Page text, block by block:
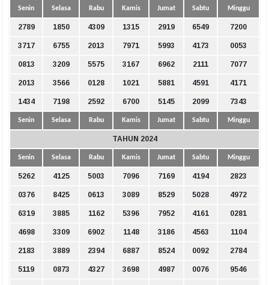
Senin Selasa Rabu Kamis Jumat Sabtu Minggu
2789 1850 4309 1315 2919 6549 7200
3717 6755 2013 7971 5993 4173 0053
0813 3209 5575 3167 6962 2111 7077
2013 3566 0128 1021 5881 4591 4171
1434 7198 2592 6700 5145 2099 7343
Senin Selasa Rabu Kamis Jumat Sabtu Minggu
TAHUN 2024
Senin Selasa Rabu Kamis Jumat Sabtu Minggu
5262 4125 5003 7096 7169 4194 2823
0376 8425 0613 3089 8529 5028 4972
6319 3885 1162 5396 7952 4161 0281
4698 3309 6902 1148 3186 4563 1104
2183 3889 2394 6887 8524 0092 2784
5119 0873 4327 3698 4987 0076 9546